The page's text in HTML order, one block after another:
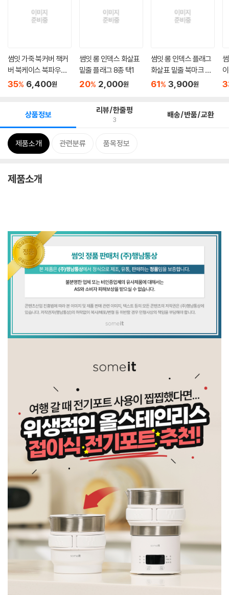
썸잇 가죽 북커버 책커
버 북케이스 북파우치
일...
35% 6,400원
썸잇 롱 인덱스 화살표
밑줄 플래그 8종 택1
20% 2,000원
썸잇 롱 인덱스 플래그
화살표 밑줄 북마크 메
모...
61% 3,900원
상품정보 리뷰/한줄평
3 배송/반품/교환
제품소개 관련분류 품목정보
제품소개